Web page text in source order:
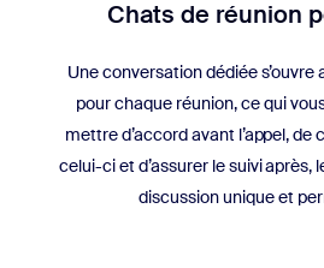
Chats de réunion
Une conversation dédiée
pour chaque réunion, ce qui
mettre d’accord avant l’appel, de
celui-ci et d’assurer le suivi après,
discussion unique et